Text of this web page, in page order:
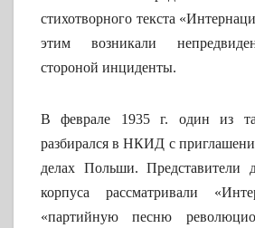
стихотворного текста
этим возникали
стороной инциденты.
В феврале 1935 г. один из
разбирался в НКИД с
делах Польши. Представители
корпуса рассматривали
«партийную песню